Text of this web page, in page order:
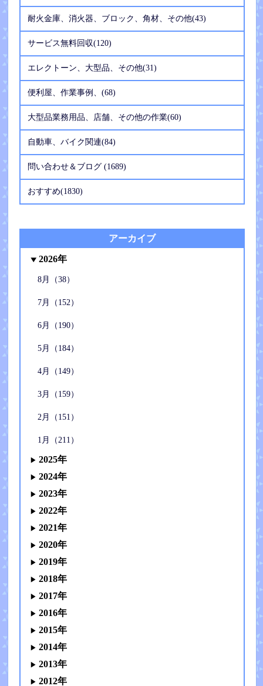
耐火金庫、消火器、ブロック、角材、その他(43)
サービス無料回収(120)
エレクトーン、大型品、その他(31)
便利屋、作業事例、(68)
大型品業務用品、店舗、その他の作業(60)
自動車、バイク関連(84)
問い合わせ＆ブログ (1689)
おすすめ(1830)
アーカイブ
2026年
8月（38）
7月（152）
6月（190）
5月（184）
4月（149）
3月（159）
2月（151）
1月（211）
2025年
2024年
2023年
2022年
2021年
2020年
2019年
2018年
2017年
2016年
2015年
2014年
2013年
2012年